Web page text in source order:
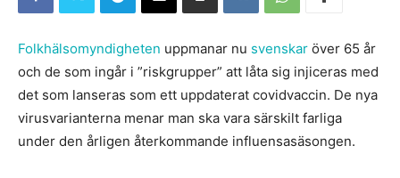
Folkhälsomyndigheten uppmanar nu svenskar över 65 år
och de som ingår i ”riskgrupper” att låta sig injiceras med
det som lanseras som ett uppdaterat covidvaccin. De nya
virusvarianterna menar man ska vara särskilt farliga
under den årligen återkommande influensasäsongen.